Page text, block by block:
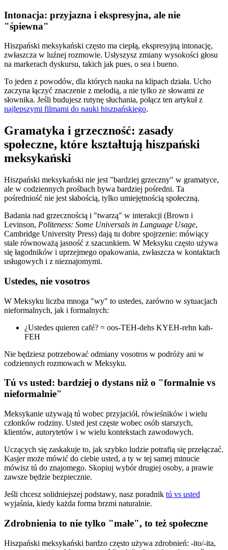
Intonacja: przyjazna i ekspresyjna, ale nie
"śpiewna"
Hiszpański meksykański często ma ciepłą, ekspresyjną intonację,
zwłaszcza w luźnej rozmowie. Usłyszysz zmiany wysokości głosu
na markerach dyskursu, takich jak pues, o sea i bueno.
To jeden z powodów, dla których nauka na klipach działa. Ucho
zaczyna łączyć znaczenie z melodią, a nie tylko ze słowami ze
słownika. Jeśli budujesz rutynę słuchania, połącz ten artykuł z
najlepszymi filmami do nauki hiszpańskiego.
Gramatyka i grzeczność: zasady
społeczne, które kształtują hiszpański
meksykański
Hiszpański meksykański nie jest "bardziej grzeczny" w gramatyce,
ale w codziennych prośbach bywa bardziej pośredni. Ta
pośredniość nie jest słabością, tylko umiejętnością społeczną.
Badania nad grzecznością i "twarzą" w interakcji (Brown i
Levinson, Politeness: Some Universals in Language Usage,
Cambridge University Press) dają tu dobre spojrzenie: mówiący
stale równoważą jasność z szacunkiem. W Meksyku często używa
się łagodników i uprzejmego opakowania, zwłaszcza w kontaktach
usługowych i z nieznajomymi.
Ustedes, nie vosotros
W Meksyku liczba mnoga "wy" to ustedes, zarówno w sytuacjach
nieformalnych, jak i formalnych:
¿Ustedes quieren café? = oos-TEH-dehs KYEH-rehn kah-
FEH
Nie będziesz potrzebować odmiany vosotros w podróży ani w
codziennych rozmowach w Meksyku.
Tú vs usted: bardziej o dystans niż o "formalnie vs
nieformalnie"
Meksykanie używają tú wobec przyjaciół, rówieśników i wielu
członków rodziny. Usted jest częste wobec osób starszych,
klientów, autorytetów i w wielu kontekstach zawodowych.
Uczących się zaskakuje to, jak szybko ludzie potrafią się przełączać.
Kasjer może mówić do ciebie usted, a ty w tej samej minucie
mówisz tú do znajomego. Skopiuj wybór drugiej osoby, a prawie
zawsze będzie bezpiecznie.
Jeśli chcesz solidniejszej podstawy, nasz poradnik tú vs usted
wyjaśnia, kiedy każda forma brzmi naturalnie.
Zdrobnienia to nie tylko "małe", to też społeczne
Hiszpański meksykański bardzo często używa zdrobnień: -ito/-ita,